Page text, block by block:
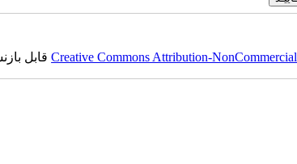
Creative Commons Attribution-قابل